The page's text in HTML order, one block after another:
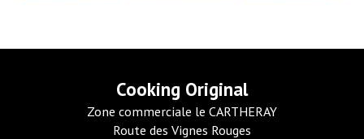
Cooking Original
Zone commerciale le CARTHERAY
Route des Vignes Rouges